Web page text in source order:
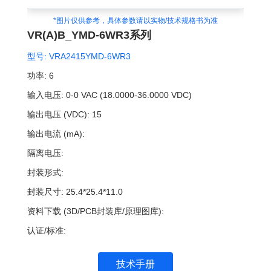
*图片仅供参考，具体参数请以实物/技术规格书为准
VR(A)B_YMD-6WR3系列
型号: VRA2415YMD-6WR3
功率: 6
输入电压: 0-0 VAC (18.0000-36.0000 VDC)
输出电压 (VDC): 15
输出电流 (mA):
隔离电压:
封装形式:
封装尺寸: 25.4*25.4*11.0
资料下载 (3D/PCB封装库/原理图库):
认证/标准:
技术手册